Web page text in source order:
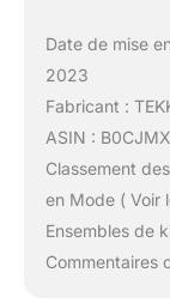
Date de mise
2023
Fabricant :
ASIN :
Classement
en Mode ( Voir
Ensembles de
Commentaires